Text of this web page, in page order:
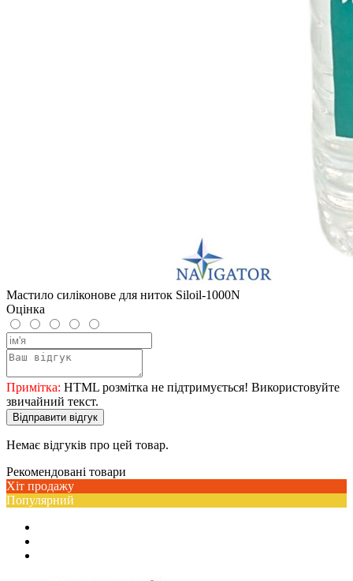
Мастило силіконове для ниток Siloil-1000N
Оцінка
Примітка: HTML розмітка не підтримується! Використовуйте
звичайний текст.
Відправити відгук
Немає відгуків про цей товар.
Рекомендовані товари
Хіт продажу
Популярний